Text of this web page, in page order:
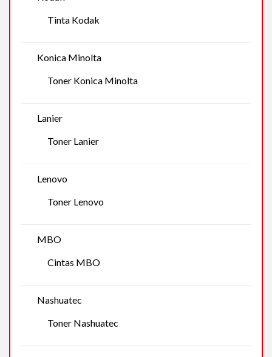
Tinta Kodak
Konica Minolta
Toner Konica Minolta
Lanier
Toner Lanier
Lenovo
Toner Lenovo
MBO
Cintas MBO
Nashuatec
Toner Nashuatec